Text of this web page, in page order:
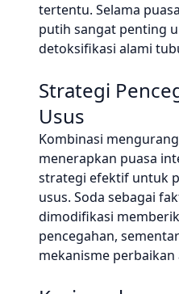
tertentu. Selama
putih sangat penting
detoksifikasi alami
Strategi
Usus
Kombinasi
menerapkan puasa
strategi efektif untuk
usus. Soda sebagai
dimodifikasi
pencegahan,
mekanisme perbaikan